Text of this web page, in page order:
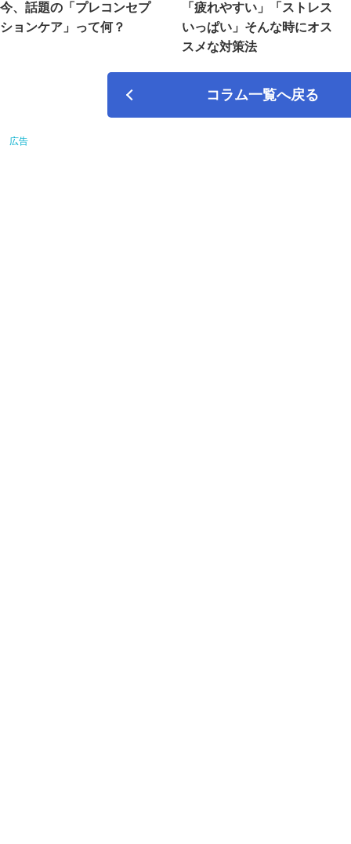
今、話題の「プレコンセプ
ションケア」って何？
「疲れやすい」「ストレス
いっぱい」そんな時にオス
スメな対策法
コラム一覧へ戻る